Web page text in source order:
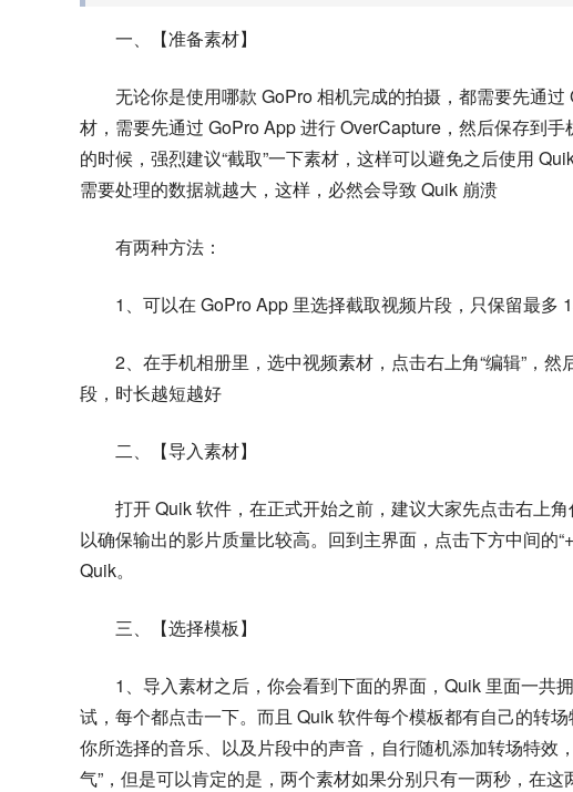
一、【准备素材】
无论你是使用哪款 GoPro 相机完成的拍摄，都需要先通
材，需要先通过 GoPro App 进行 OverCapture，然后保存到
的时候，强烈建议“截取”一下素材，这样可以避免之后使用
需要处理的数据就越大，这样，必然会导致 Quik 崩溃
有两种方法：
1、可以在 GoPro App 里选择截取视频片段，只保留最多
2、在手机相册里，选中视频素材，点击右上角“编辑”，
段，时长越短越好
二、【导入素材】
打开 Quik 软件，在正式开始之前，建议大家先点击右上角
以确保输出的影片质量比较高。回到主界面，点击下方中间的
Quik。
三、【选择模板】
1、导入素材之后，你会看到下面的界面，Quik 里面一共
试，每个都点击一下。而且 Quik 软件每个模板都有自己的转
你所选择的音乐、以及片段中的声音，自行随机添加转场特效
气”，但是可以肯定的是，两个素材如果分别只有一两秒，在